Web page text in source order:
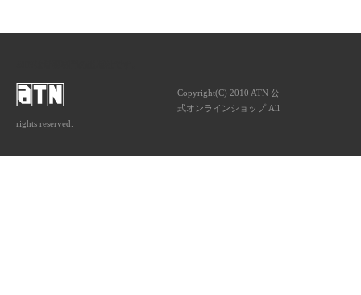
Copyright(C) 2010 ATN 公
式オンラインショップ All
rights reserved.